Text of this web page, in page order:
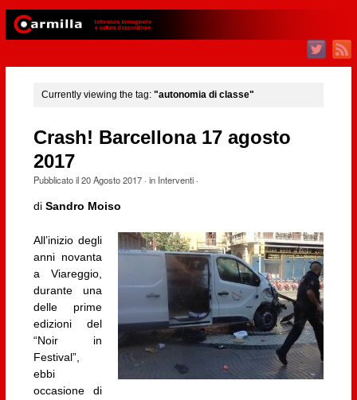
Currently viewing the tag: "autonomia di classe"
Crash! Barcellona 17 agosto
2017
Pubblicato il20 Agosto 2017· in Interventi·
di Sandro Moiso
All’inizio degli
anni novanta
a Viareggio,
durante una
delle prime
edizioni del
“Noir in
Festival”,
ebbi
occasione di